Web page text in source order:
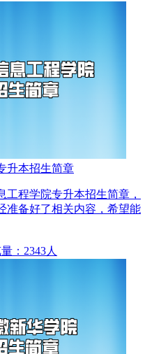
升本招生简章
工程学院专升本招生简章，
准备好了相关内容，希望能
：2343人